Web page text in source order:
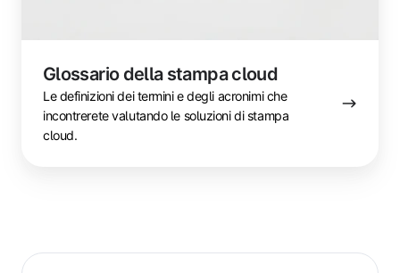
Glossario della stampa cloud
Le definizioni dei termini e degli acronimi che
incontrerete valutando le soluzioni di stampa
cloud.